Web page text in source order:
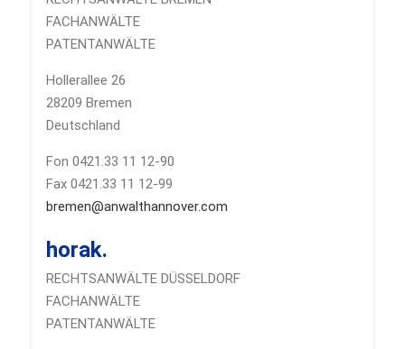
FACHANWÄLTE
PATENTANWÄLTE
Hollerallee 26
28209 Bremen
Deutschland
Fon 0421.33 11 12-90
Fax 0421.33 11 12-99
bremen@anwalthannover.com
horak.
RECHTSANWÄLTE DÜSSELDORF
FACHANWÄLTE
PATENTANWÄLTE